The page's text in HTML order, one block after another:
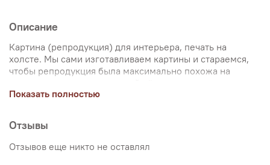
Описание
Картина (репродукция) для интерьера, печать на
холсте. Мы сами изготавливаем картины и стараемся,
чтобы репродукция была максимально похожа на
Именно поэтому, мы уделяем особое внимание
печати используются художественный хлопковый холст
и экологические чернила. Репродукцию можно купить
на подрамнике (деревянный подрамник, галерейная
натяжка) или без подрамника (только холст,
Показать полностью
Отзывы
Отзывов еще никто не оставлял